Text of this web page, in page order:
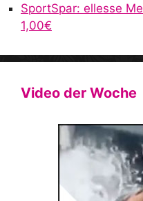
SportSpar: ellesse
1,00€
Video der Woche